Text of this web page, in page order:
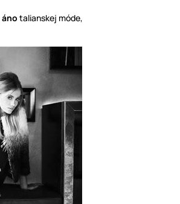
áno talianskej móde,